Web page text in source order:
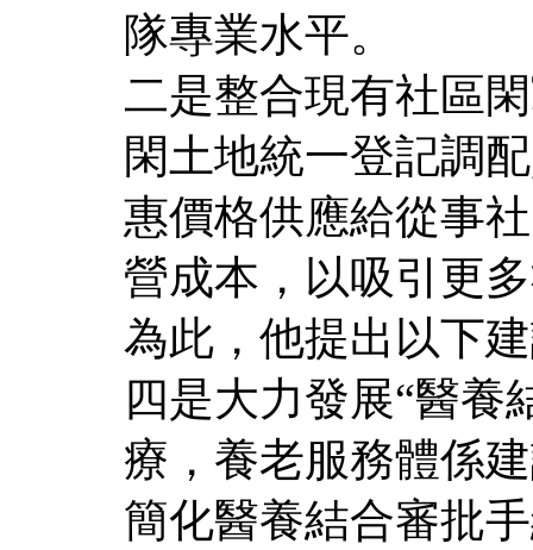
隊專業水平。
二是整合現有社區
閑土地統一登記調
惠價格供應給從事
營成本，以吸引更
為此，他提出以下
四是大力發展“醫養
療，養老服務體係
簡化醫養結合審批